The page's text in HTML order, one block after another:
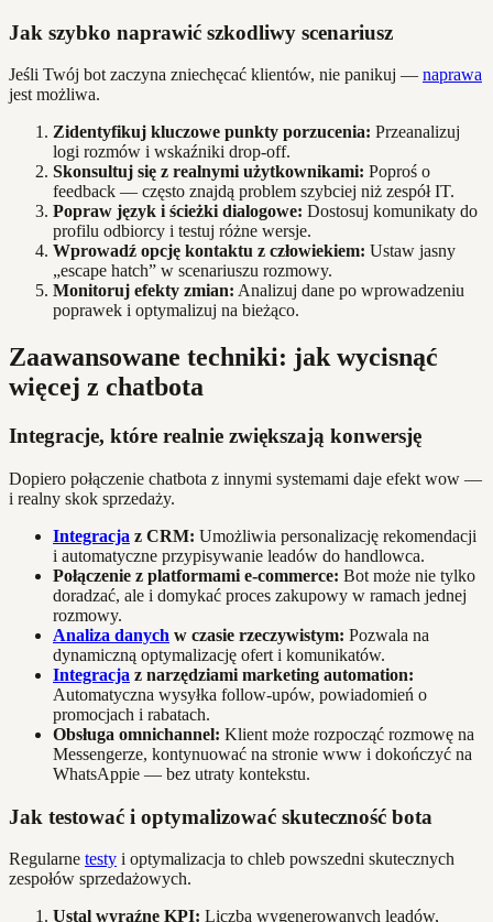
Jak szybko naprawić szkodliwy scenariusz
Jeśli Twój bot zaczyna zniechęcać klientów, nie panikuj — naprawa
jest możliwa.
Zidentyfikuj kluczowe punkty porzucenia: Przeanalizuj
logi rozmów i wskaźniki drop-off.
Skonsultuj się z realnymi użytkownikami: Poproś o
feedback — często znajdą problem szybciej niż zespół IT.
Popraw język i ścieżki dialogowe: Dostosuj komunikaty do
profilu odbiorcy i testuj różne wersje.
Wprowadź opcję kontaktu z człowiekiem: Ustaw jasny
„escape hatch” w scenariuszu rozmowy.
Monitoruj efekty zmian: Analizuj dane po wprowadzeniu
poprawek i optymalizuj na bieżąco.
Zaawansowane techniki: jak wycisnąć
więcej z chatbota
Integracje, które realnie zwiększają konwersję
Dopiero połączenie chatbota z innymi systemami daje efekt wow —
i realny skok sprzedaży.
Integracja z CRM: Umożliwia personalizację rekomendacji
i automatyczne przypisywanie leadów do handlowca.
Połączenie z platformami e-commerce: Bot może nie tylko
doradzać, ale i domykać proces zakupowy w ramach jednej
rozmowy.
Analiza danych w czasie rzeczywistym: Pozwala na
dynamiczną optymalizację ofert i komunikatów.
Integracja z narzędziami marketing automation:
Automatyczna wysyłka follow-upów, powiadomień o
promocjach i rabatach.
Obsługa omnichannel: Klient może rozpocząć rozmowę na
Messengerze, kontynuować na stronie www i dokończyć na
WhatsAppie — bez utraty kontekstu.
Jak testować i optymalizować skuteczność bota
Regularne testy i optymalizacja to chleb powszedni skutecznych
zespołów sprzedażowych.
Ustal wyraźne KPI: Liczba wygenerowanych leadów,